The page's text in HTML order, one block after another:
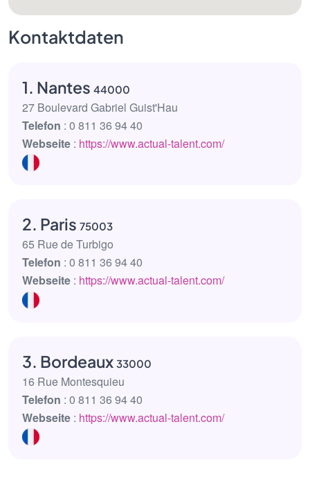
Kontaktdaten
1. Nantes 44000
27 Boulevard Gabriel Guist'Hau
Telefon : 0 811 36 94 40
Webseite : https://www.actual-talent.com/
2. Paris 75003
65 Rue de Turbigo
Telefon : 0 811 36 94 40
Webseite : https://www.actual-talent.com/
3. Bordeaux 33000
16 Rue Montesquieu
Telefon : 0 811 36 94 40
Webseite : https://www.actual-talent.com/